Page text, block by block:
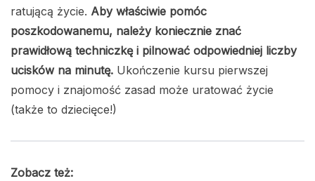
ratującą życie. Aby właściwie pomóc
poszkodowanemu, należy koniecznie znać
prawidłową techniczkę i pilnować odpowiedniej liczby
ucisków na minutę. Ukończenie kursu pierwszej
pomocy i znajomość zasad może uratować życie
(także to dziecięce!)
Zobacz też: